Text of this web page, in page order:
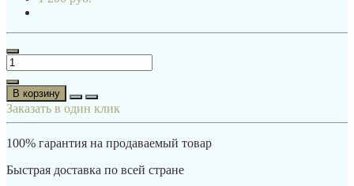
В корзину
Заказать в один клик
100% гарантия на продаваемый товар
Быстрая доставка по всей стране